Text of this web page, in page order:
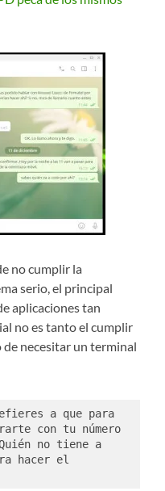
no cumplir la
serio, el principal
aplicaciones tan
no es tanto el cumplir
de necesitar un terminal
a que para
con tu número
no tiene a
hacer el